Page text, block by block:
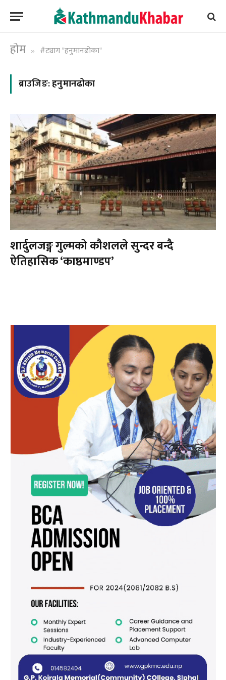
होम » #ट्याग "हनुमानढोका"
ब्राउजिङ:हनुमानढोका
शार्दुलजङ्ग गुल्मको कौशलले सुन्दर बन्दै
ऐतिहासिक ‘काष्ठमाण्डप’